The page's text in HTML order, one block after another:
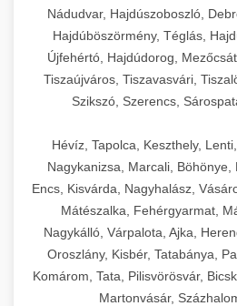
Nádudvar, Hajdúszoboszló,
Hajdúböszörmény, Téglás,
Újfehértó, Hajdúdorog,
Tiszaújváros, Tiszavasvári,
Szikszó, Szerencs,
Hévíz, Tapolca, Keszthely,
Nagykanizsa, Marcali, Böhönye,
Encs, Kisvárda, Nagyhalász,
Mátészalka, Fehérgyarmat,
Nagykálló, Várpalota, Ajka,
Oroszlány, Kisbér, Tatabánya,
Komárom, Tata, Pilisvörösvár,
Martonvásár,